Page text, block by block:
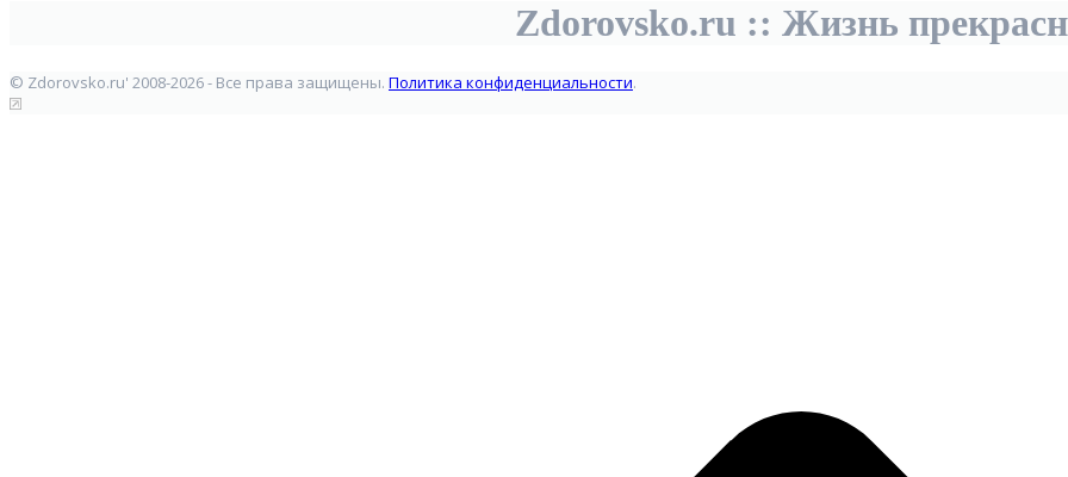
Zdorovsko.ru :: Жизнь
© Zdorovsko.ru' 2008-2026 - Все права защищены. Политика конфиденциальности.